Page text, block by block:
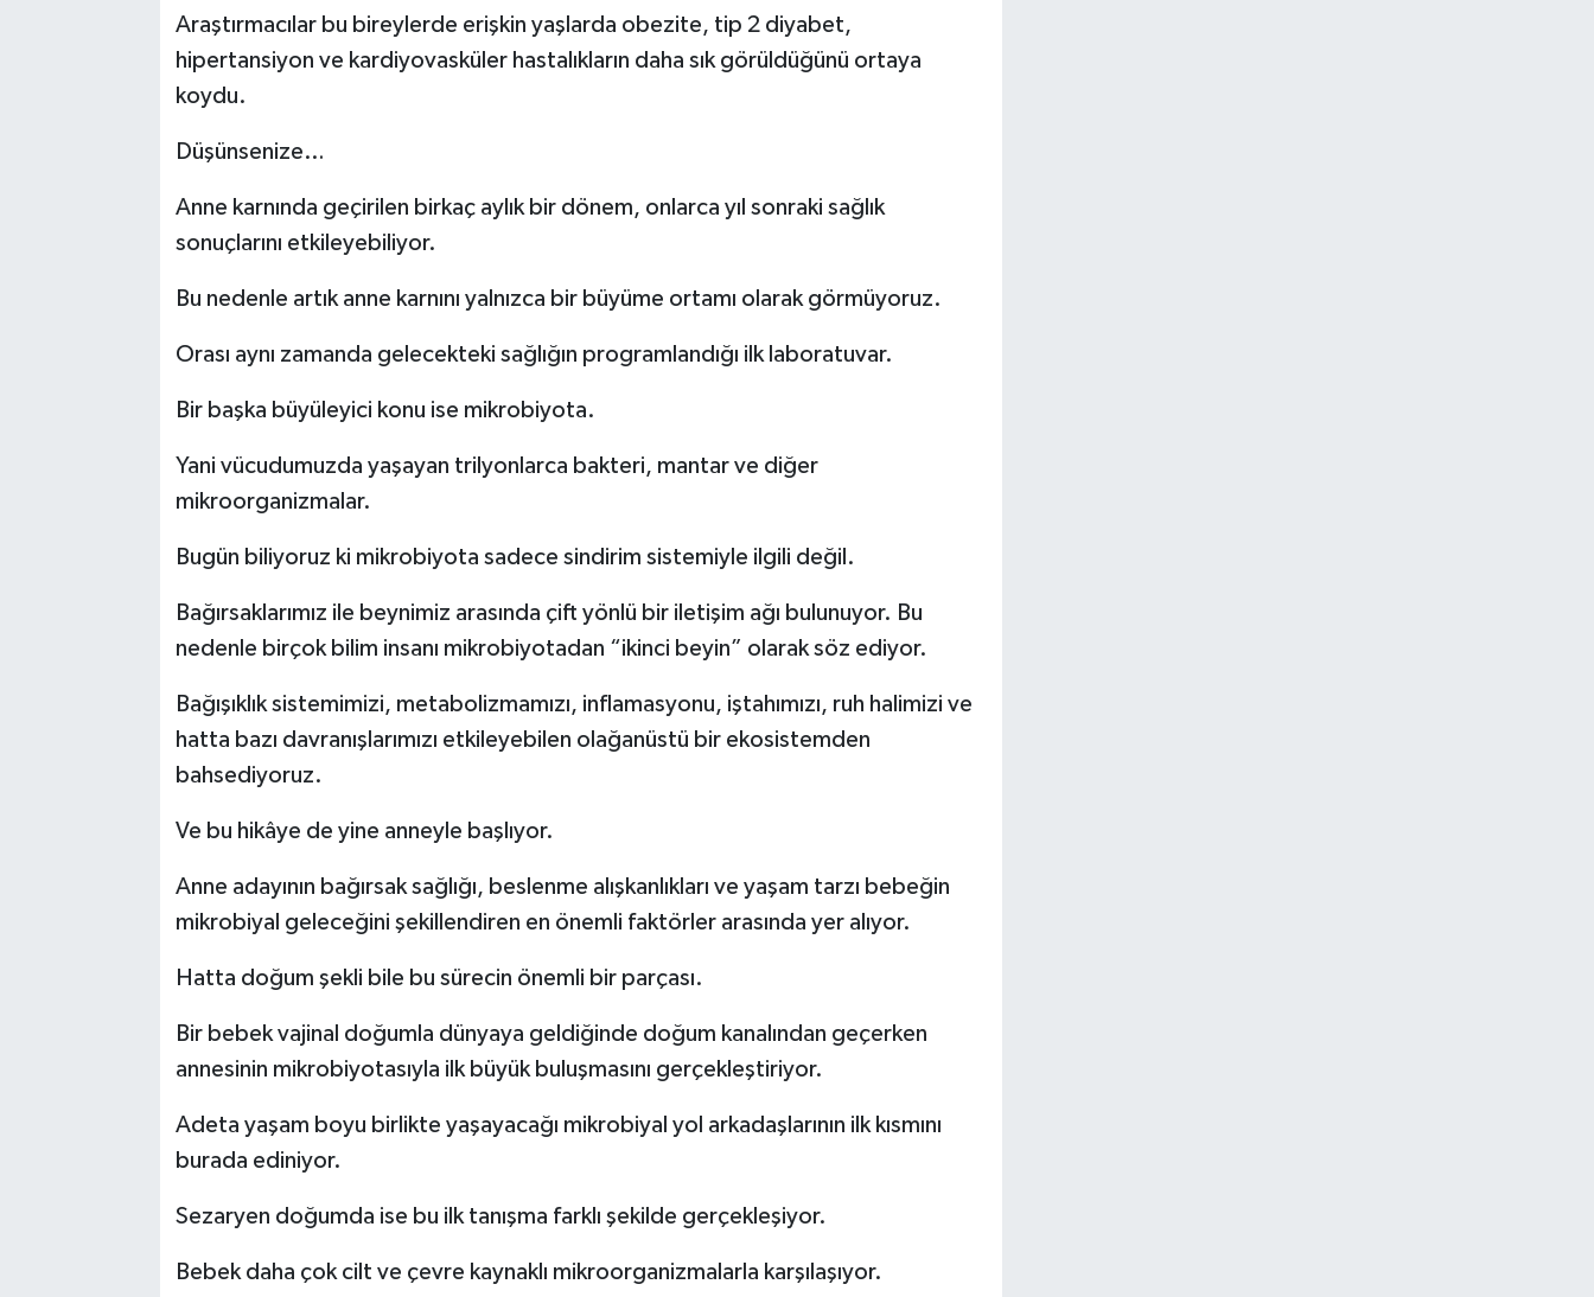
Araştırmacılar bu bireylerde erişkin yaşlarda obezite, tip 2 diyabet,
hipertansiyon ve kardiyovasküler hastalıkların daha sık görüldüğünü ortaya
koydu.
Düşünsenize…
Anne karnında geçirilen birkaç aylık bir dönem, onlarca yıl sonraki sağlık
sonuçlarını etkileyebiliyor.
Bu nedenle artık anne karnını yalnızca bir büyüme ortamı olarak görmüyoruz.
Orası aynı zamanda gelecekteki sağlığın programlandığı ilk laboratuvar.
Bir başka büyüleyici konu ise mikrobiyota.
Yani vücudumuzda yaşayan trilyonlarca bakteri, mantar ve diğer
mikroorganizmalar.
Bugün biliyoruz ki mikrobiyota sadece sindirim sistemiyle ilgili değil.
Bağırsaklarımız ile beynimiz arasında çift yönlü bir iletişim ağı bulunuyor. Bu
nedenle birçok bilim insanı mikrobiyotadan “ikinci beyin” olarak söz ediyor.
Bağışıklık sistemimizi, metabolizmamızı, inflamasyonu, iştahımızı, ruh halimizi ve
hatta bazı davranışlarımızı etkileyebilen olağanüstü bir ekosistemden
bahsediyoruz.
Ve bu hikâye de yine anneyle başlıyor.
Anne adayının bağırsak sağlığı, beslenme alışkanlıkları ve yaşam tarzı bebeğin
mikrobiyal geleceğini şekillendiren en önemli faktörler arasında yer alıyor.
Hatta doğum şekli bile bu sürecin önemli bir parçası.
Bir bebek vajinal doğumla dünyaya geldiğinde doğum kanalından geçerken
annesinin mikrobiyotasıyla ilk büyük buluşmasını gerçekleştiriyor.
Adeta yaşam boyu birlikte yaşayacağı mikrobiyal yol arkadaşlarının ilk kısmını
burada ediniyor.
Sezaryen doğumda ise bu ilk tanışma farklı şekilde gerçekleşiyor.
Bebek daha çok cilt ve çevre kaynaklı mikroorganizmalarla karşılaşıyor.